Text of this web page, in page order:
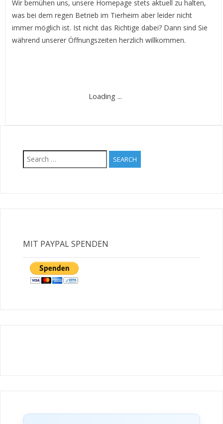
Wir bemühen uns, unsere Homepage stets aktuell zu halten,
was bei dem regen Betrieb im Tierheim aber leider nicht
immer möglich ist. Ist nicht das Richtige dabei? Dann sind Sie
während unserer Öffnungszeiten herzlich willkommen.
GRIECHISCHE
LANDSCHILDKRÖTE AUS
Search
for:
MIT PAYPAL SPENDEN